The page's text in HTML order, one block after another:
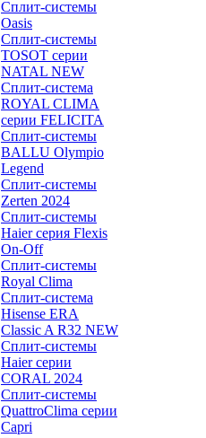
Сплит-системы
Oasis
Сплит-системы
TOSOT серии
NATAL NEW
Сплит-система
ROYAL CLIMA
серии FELICITA
Сплит-системы
BALLU Olympio
Legend
Сплит-системы
Zerten 2024
Сплит-системы
Haier серия Flexis
On-Off
Сплит-системы
Royal Clima
Сплит-система
Hisense ERA
Classic A R32 NEW
Сплит-системы
Haier cерии
CORAL 2024
Сплит-системы
QuattroClima серии
Capri